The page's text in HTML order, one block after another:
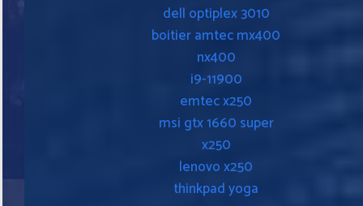
dell optiplex 3010
boitier amtec mx400
nx400
i9-11900
emtec x250
msi gtx 1660 super
x250
lenovo x250
thinkpad yoga